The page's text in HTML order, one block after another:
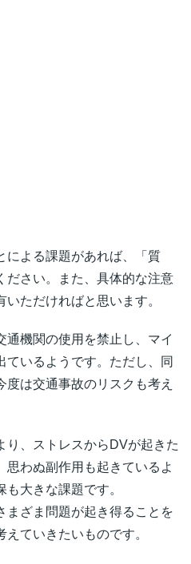
による課題があれば、「質
ださい。また、具体的な注意
ただければと思います。
通機関の使用を禁止し、マイ
ているようです。ただし、同
度は交通事故のリスクも考え
り、ストレスからDVが起きた
思わぬ副作用も起きているよ
大きな課題です。
まざま問題が起き得ることを
ていきたいものです。